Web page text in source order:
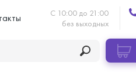
С 10:00 до 21:00
без выходных